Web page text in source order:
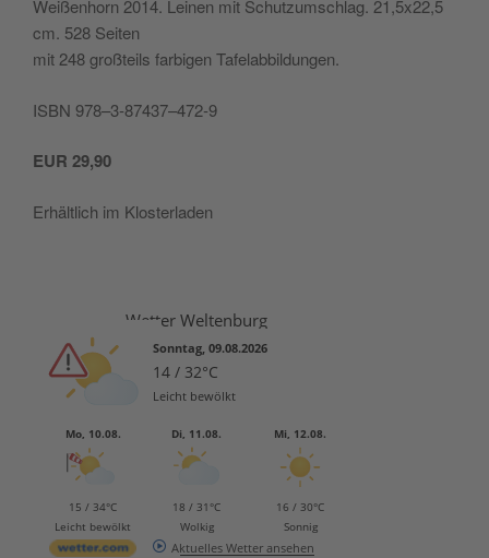
Wei­ßen­horn 2014. Lei­nen mit Schutz­um­schlag. 21,5x22,5
cm. 528 Seiten
mit 248 groß­teils far­bi­gen Tafelabbildungen.
ISBN 978–3‑87437–472‑9
EUR 29,90
Erhält­lich im Klosterladen
Wetter Weltenburg
Sonntag, 09.08.2026
14 / 32°C
Leicht bewölkt
Mo, 10.08.
15 / 34°C
Leicht bewölkt
Di, 11.08.
18 / 31°C
Wolkig
Mi, 12.08.
16 / 30°C
Sonnig
Aktuelles Wetter ansehen